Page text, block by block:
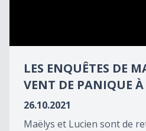
minutes,
seconds
LES ENQUÊTES DE
VENT DE PANIQUE
26.10.2021
Maëlys et Lucien sont de